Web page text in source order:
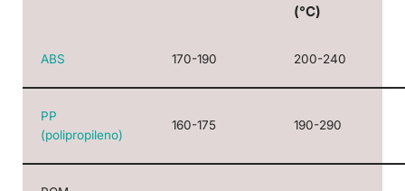
(°C)
ABS 170-190 200-240
PP
(polipropileno)
160-175 190-290